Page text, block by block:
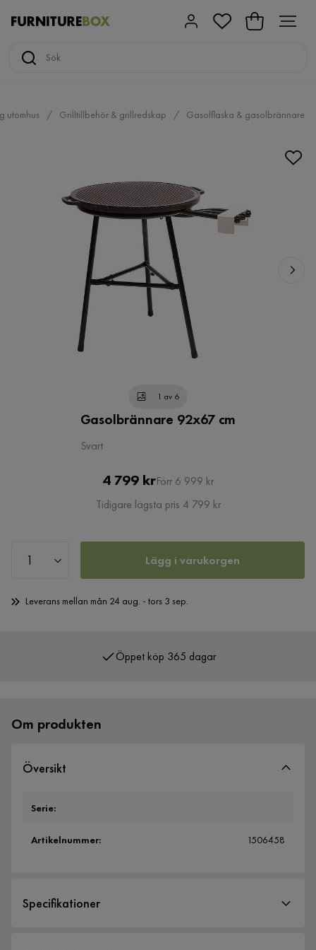
utomhus Grilltillbehör & grillredskap Gasolflaska & gasolbrännare
1 av 6
Gasolbrännare 92x67 cm
Svart
Pris
4 799 krOriginal
Pris
Förr 6 999 kr
Tidigare lägsta pris 4 799 kr
Lägg i varukorgen
Leverans mellan mån 24 aug. - tors 3 sep.
Öppet köp 365 dagar
Om produkten
Översikt
Serie:
Artikelnummer: 1506458
Specifikationer